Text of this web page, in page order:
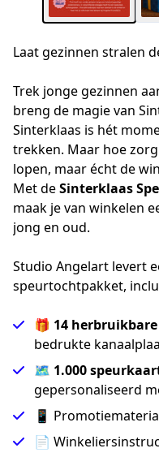
Laat gezinnen stralen
Trek jonge gezinnen
breng de magie van
Sinterklaas is hét
trekken. Maar hoe
lopen, maar écht de
Met de Sinterklaas
maak je van winkelen
jong en oud.
Studio Angelart levert
speurtochtpakket,
🎁 14
bedrukte
🗺️ 1.000
gepersonaliseerd
📱
📄